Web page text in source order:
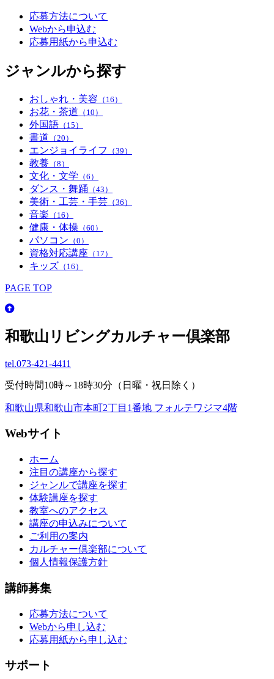
応募方法について
Webから申込む
応募用紙から申込む
ジャンルから探す
おしゃれ・美容 （16）
お花・茶道 （10）
外国語 （15）
書道 （20）
エンジョイライフ （39）
教養 （8）
文化・文学 （6）
ダンス・舞踊 （43）
美術・工芸・手芸 （36）
音楽 （16）
健康・体操 （60）
パソコン （0）
資格対応講座 （17）
キッズ （16）
PAGE TOP
和歌山リビングカルチャー倶楽部
tel.073-421-4411
受付時間10時～18時30分（日曜・祝日除く）
和歌山県和歌山市本町2丁目1番地 フォルテワジマ4階
Webサイト
ホーム
注目の講座から探す
ジャンルで講座を探す
体験講座を探す
教室へのアクセス
講座の申込みについて
ご利用の案内
カルチャー倶楽部について
個人情報保護方針
講師募集
応募方法について
Webから申し込む
応募用紙から申し込む
サポート